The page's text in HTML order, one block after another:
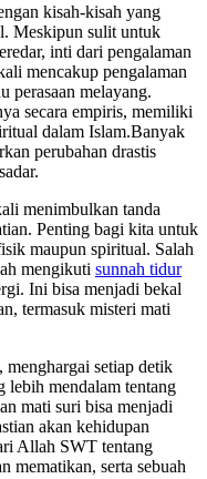
kisah-kisah yang
Meskipun sulit untuk
inti dari pengalaman
mencakup pengalaman
perasaan melayang.
secara empiris, memiliki
dalam Islam.Banyak
perubahan drastis
menimbulkan tanda
Penting bagi kita untuk
maupun spiritual. Salah
mengikuti sunnah tidur
Ini bisa menjadi bekal
termasuk misteri mati
setiap detik
lebih mendalam tentang
mati suri bisa menjadi
akan kehidupan
Allah SWT tentang
mematikan, serta sebuah